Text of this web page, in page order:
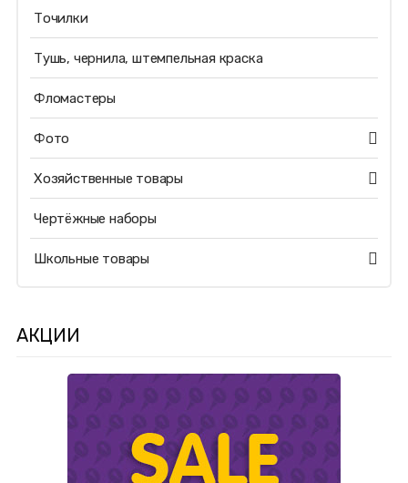
Точилки
Тушь, чернила, штемпельная краска
Фломастеры
Фото
Хозяйственные товары
Чертёжные наборы
Школьные товары
АКЦИИ